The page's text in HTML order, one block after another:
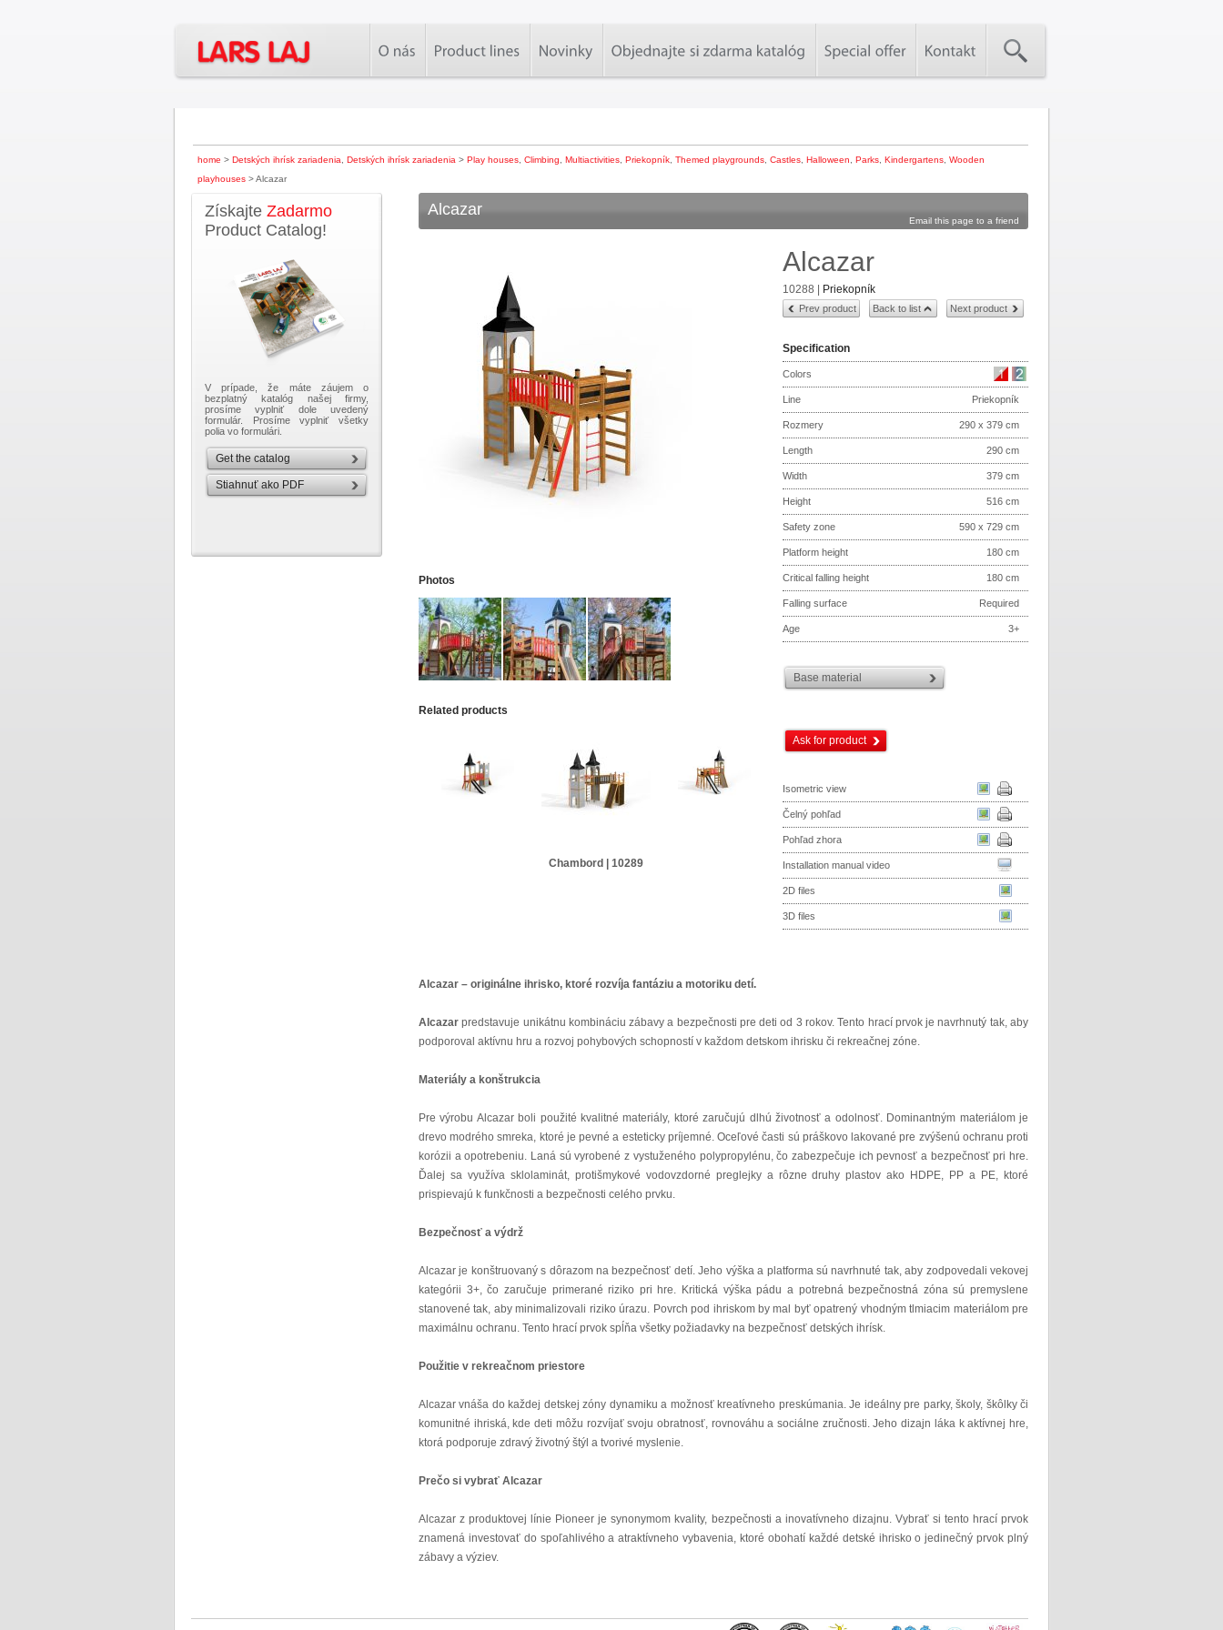
home > Detských ihrísk zariadenia Detských ihrísk zariadenia > Play houses Climbing Multiactivities Priekopník Themed playgrounds Castles Halloween Parks Kindergartens Wooden
playhouses > Alcazar
Získajte Zadarmo
Product Catalog!
V prípade, že máte záujem o
bezplatný katalóg našej firmy,
prosíme vyplniť dole uvedený
formulár. Prosíme vyplniť všetky
polia vo formulári.
Get the catalog
Stiahnuť ako PDF
Alcazar
Email this page to a friend
Photos
Related products
Chambord | 10289
Alcazar
10288 Priekopník
Prev product Back to list Next product
Specification
Colors
Line Priekopník
Rozmery 290 x 379 cm
Length 290 cm
Width 379 cm
Height 516 cm
Safety zone 590 x 729 cm
Platform height 180 cm
Critical falling height 180 cm
Falling surface Required
Age 3+
Base material
Ask for product
Isometric view
Čelný pohľad
Pohľad zhora
Installation manual video
2D files
3D files
Alcazar – originálne ihrisko, ktoré rozvíja fantáziu a motoriku detí.
Alcazar predstavuje unikátnu kombináciu zábavy a bezpečnosti pre deti od 3 rokov. Tento hrací prvok je navrhnutý tak, aby
podporoval aktívnu hru a rozvoj pohybových schopností v každom detskom ihrisku či rekreačnej zóne.
Materiály a konštrukcia
Pre výrobu Alcazar boli použité kvalitné materiály, ktoré zaručujú dlhú životnosť a odolnosť. Dominantným materiálom je
drevo modrého smreka, ktoré je pevné a esteticky príjemné. Oceľové časti sú práškovo lakované pre zvýšenú ochranu proti
korózii a opotrebeniu. Laná sú vyrobené z vystuženého polypropylénu, čo zabezpečuje ich pevnosť a bezpečnosť pri hre.
Ďalej sa využíva sklolaminát, protišmykové vodovzdorné preglejky a rôzne druhy plastov ako HDPE, PP a PE, ktoré
prispievajú k funkčnosti a bezpečnosti celého prvku.
Bezpečnosť a výdrž
Alcazar je konštruovaný s dôrazom na bezpečnosť detí. Jeho výška a platforma sú navrhnuté tak, aby zodpovedali vekovej
kategórii 3+, čo zaručuje primerané riziko pri hre. Kritická výška pádu a potrebná bezpečnostná zóna sú premyslene
stanovené tak, aby minimalizovali riziko úrazu. Povrch pod ihriskom by mal byť opatrený vhodným tlmiacim materiálom pre
maximálnu ochranu. Tento hrací prvok spĺňa všetky požiadavky na bezpečnosť detských ihrísk.
Použitie v rekreačnom priestore
Alcazar vnáša do každej detskej zóny dynamiku a možnosť kreatívneho preskúmania. Je ideálny pre parky, školy, škôlky či
komunitné ihriská, kde deti môžu rozvíjať svoju obratnosť, rovnováhu a sociálne zručnosti. Jeho dizajn láka k aktívnej hre,
ktorá podporuje zdravý životný štýl a tvorivé myslenie.
Prečo si vybrať Alcazar
Alcazar z produktovej línie Pioneer je synonymom kvality, bezpečnosti a inovatívneho dizajnu. Vybrať si tento hrací prvok
znamená investovať do spoľahlivého a atraktívneho vybavenia, ktoré obohatí každé detské ihrisko o jedinečný prvok plný
zábavy a výziev.